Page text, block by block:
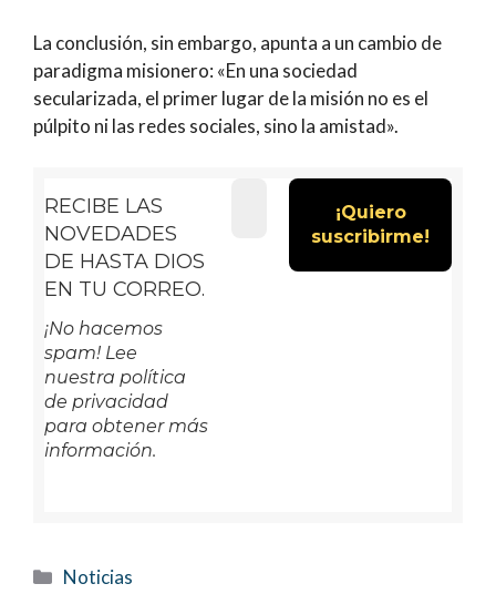
La conclusión, sin embargo, apunta a un cambio de
paradigma misionero: «En una sociedad
secularizada, el primer lugar de la misión no es el
púlpito ni las redes sociales, sino la amistad».
RECIBE LAS
NOVEDADES
DE HASTA DIOS
EN TU CORREO.
¡No hacemos
spam! Lee
nuestra política
de privacidad
para obtener más
información.
Categorías
Noticias